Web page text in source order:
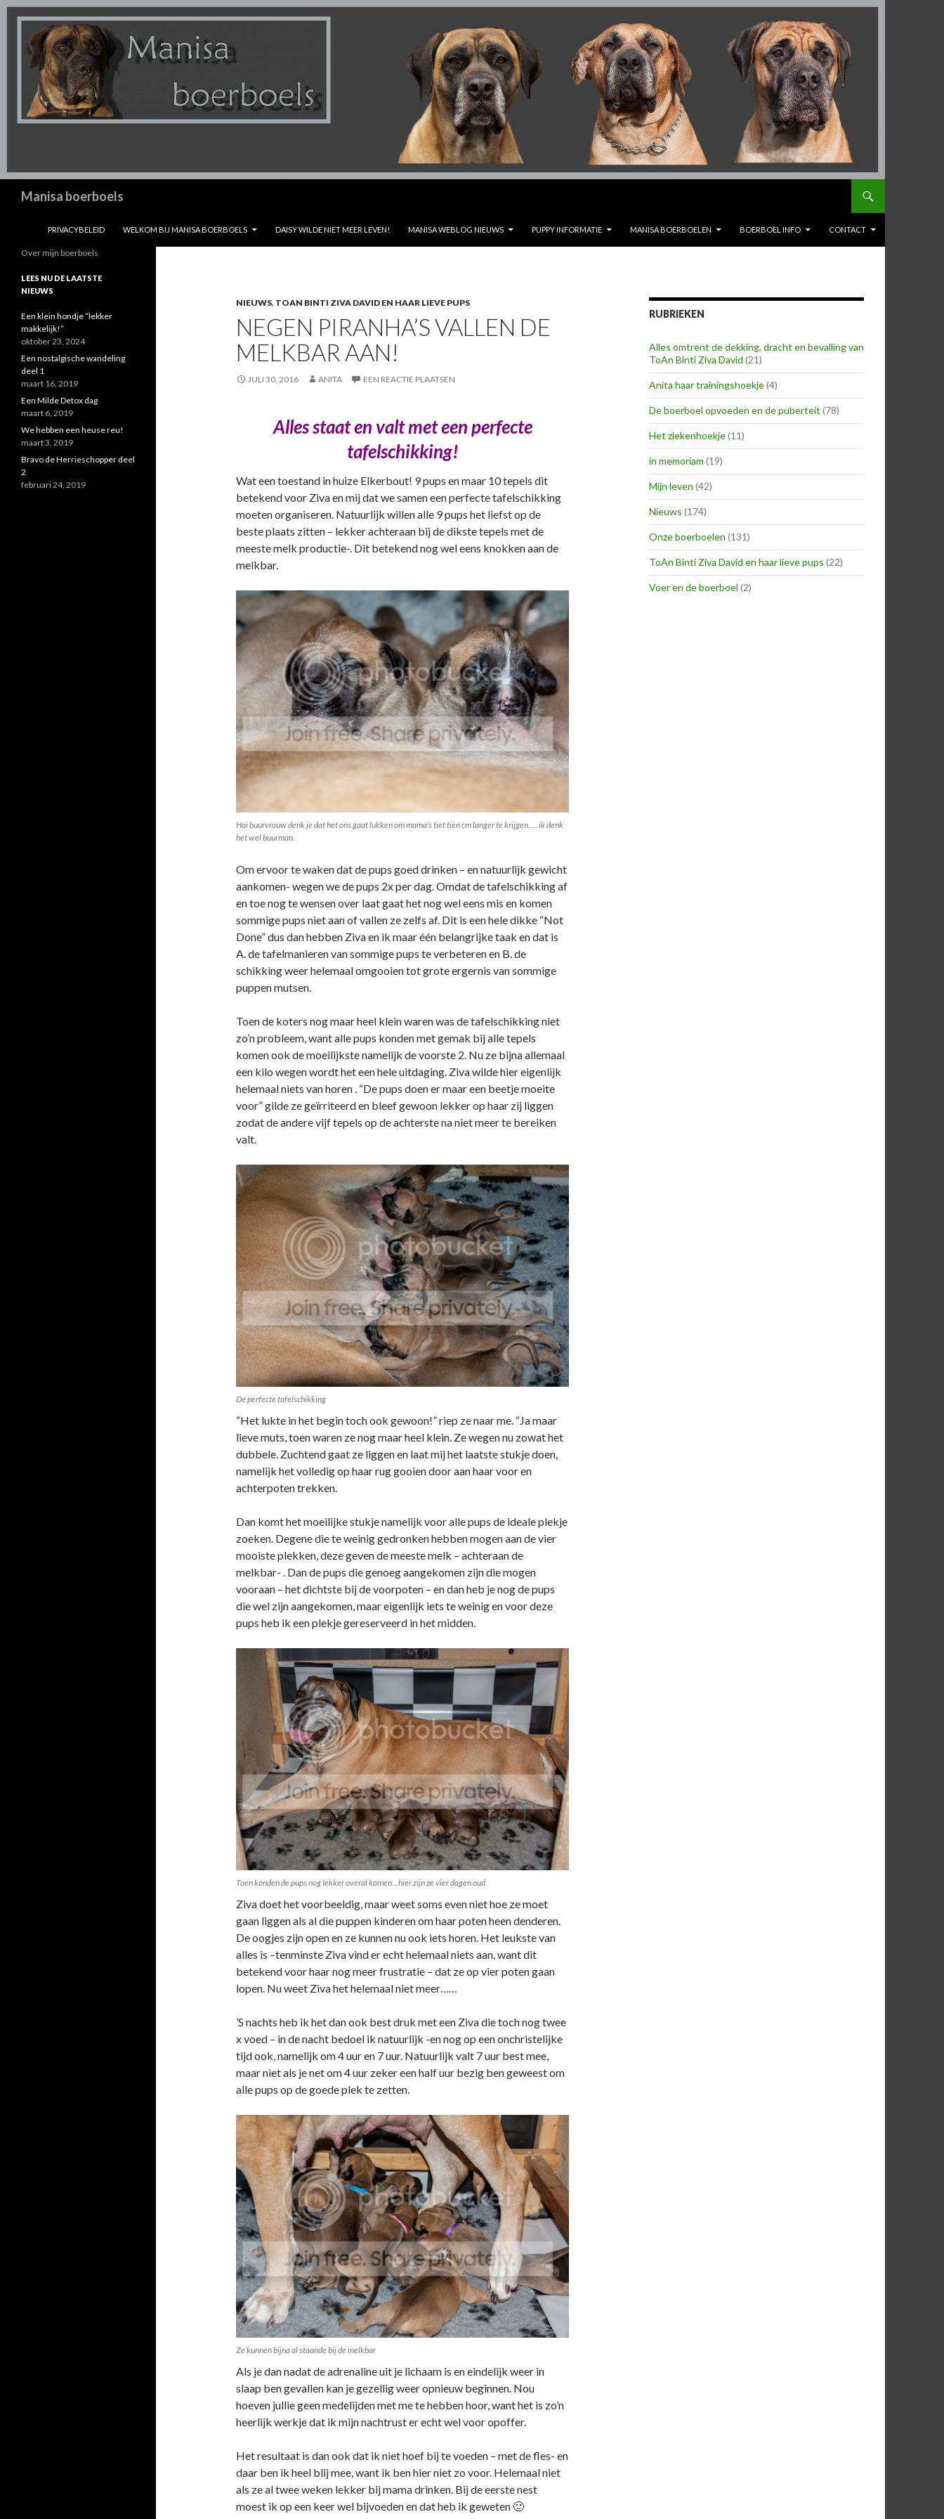
Manisa boerboels
PRIVACYBELEID
WELKOM BIJ MANISA BOERBOELS DAISY WILDE NIET MEER LEVEN! MANISA WEBLOG NIEUWS PUPPY INFORMATIE MANISA BOERBOELEN BOERBOEL INFO CONTACT
NIEUWS, TOAN BINTI ZIVA DAVID EN HAAR LIEVE PUPS
NEGEN PIRANHA’S VALLEN DE
MELKBAR AAN!
JULI 30, 2016 ANITA EEN REACTIE PLAATSEN
Alles staat en valt met een perfecte
tafelschikking!
Wat een toestand in huize Elkerbout! 9 pups en maar 10 tepels dit
betekend voor Ziva en mij dat we samen een perfecte tafelschikking
moeten organiseren. Natuurlijk willen alle 9 pups het liefst op de
beste plaats zitten – lekker achteraan bij de dikste tepels met de
meeste melk productie-. Dit betekend nog wel eens knokken aan de
melkbar.
Hoi buurvrouw denk je dat het ons gaat lukken om mama’s tiet tien cm langer te krijgen…..ik denk
het wel buurman.
Om ervoor te waken dat de pups goed drinken – en natuurlijk gewicht
aankomen- wegen we de pups 2x per dag. Omdat de tafelschikking af
en toe nog te wensen over laat gaat het nog wel eens mis en komen
sommige pups niet aan of vallen ze zelfs af. Dit is een hele dikke “Not
Done” dus dan hebben Ziva en ik maar één belangrijke taak en dat is
A. de tafelmanieren van sommige pups te verbeteren en B. de
schikking weer helemaal omgooien tot grote ergernis van sommige
puppen mutsen.
Toen de koters nog maar heel klein waren was de tafelschikking niet
zo’n probleem, want alle pups konden met gemak bij alle tepels
komen ook de moeilijkste namelijk de voorste 2. Nu ze bijna allemaal
een kilo wegen wordt het een hele uitdaging. Ziva wilde hier eigenlijk
helemaal niets van horen . “De pups doen er maar een beetje moeite
voor” gilde ze geïrriteerd en bleef gewoon lekker op haar zij liggen
zodat de andere vijf tepels op de achterste na niet meer te bereiken
valt.
De perfecte tafelschikking
“Het lukte in het begin toch ook gewoon!” riep ze naar me. “Ja maar
lieve muts, toen waren ze nog maar heel klein. Ze wegen nu zowat het
dubbele. Zuchtend gaat ze liggen en laat mij het laatste stukje doen,
namelijk het volledig op haar rug gooien door aan haar voor en
achterpoten trekken.
Dan komt het moeilijke stukje namelijk voor alle pups de ideale plekje
zoeken. Degene die te weinig gedronken hebben mogen aan de vier
mooiste plekken, deze geven de meeste melk – achteraan de
melkbar- . Dan de pups die genoeg aangekomen zijn die mogen
vooraan – het dichtste bij de voorpoten – en dan heb je nog de pups
die wel zijn aangekomen, maar eigenlijk iets te weinig en voor deze
pups heb ik een plekje gereserveerd in het midden.
Toen konden de pups nog lekker overal komen…hier zijn ze vier dagen oud
Ziva doet het voorbeeldig, maar weet soms even niet hoe ze moet
gaan liggen als al die puppen kinderen om haar poten heen denderen.
De oogjes zijn open en ze kunnen nu ook iets horen. Het leukste van
alles is –tenminste Ziva vind er echt helemaal niets aan, want dit
betekend voor haar nog meer frustratie – dat ze op vier poten gaan
lopen. Nu weet Ziva het helemaal niet meer……
’S nachts heb ik het dan ook best druk met een Ziva die toch nog twee
x voed – in de nacht bedoel ik natuurlijk -en nog op een onchristelijke
tijd ook, namelijk om 4 uur en 7 uur. Natuurlijk valt 7 uur best mee,
maar niet als je net om 4 uur zeker een half uur bezig ben geweest om
alle pups op de goede plek te zetten.
Ze kunnen bijna al staande bij de melkbar
Als je dan nadat de adrenaline uit je lichaam is en eindelijk weer in
slaap ben gevallen kan je gezellig weer opnieuw beginnen. Nou
hoeven jullie geen medelijden met me te hebben hoor, want het is zo’n
heerlijk werkje dat ik mijn nachtrust er echt wel voor opoffer.
Het resultaat is dan ook dat ik niet hoef bij te voeden – met de fles- en
daar ben ik heel blij mee, want ik ben hier niet zo voor. Helemaal niet
als ze al twee weken lekker bij mama drinken. Bij de eerste nest
moest ik op een keer wel bijvoeden en dat heb ik geweten 🙂
RUBRIEKEN
Alles omtrent de dekking, dracht en bevalling van
ToAn Binti Ziva David (21)
Anita haar trainingshoekje(4)
De boerboel opvoeden en de puberteit (78)
Het ziekenhoekje(11)
in memoriam (19)
Mijn leven (42)
Nieuws (174)
Onze boerboelen (131)
ToAn Binti Ziva David en haar lieve pups (22)
Voer en de boerboel (2)
Over mijn boerboels
LEES NU DE LAATSTE
NIEUWS
Een klein hondje “lekker
makkelijk!”
oktober 23, 2024
Een nostalgische wandeling
deel 1
maart 16, 2019
Een Milde Detox dag
maart 6, 2019
We hebben een heuse reu!
maart 3, 2019
Bravo de Herrieschopper deel
2
februari 24, 2019